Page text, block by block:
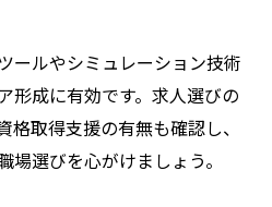
ールやシミュレーション技術
形成に有効です。求人選びの
取得支援の有無も確認し、
選びを心がけましょう。